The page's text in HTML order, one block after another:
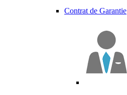
Contrat de Garantie